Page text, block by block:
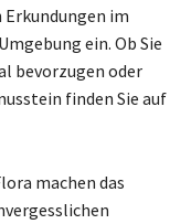
Erkundungen im
ein. Ob Sie
bevorzugen oder
finden Sie auf
machen das